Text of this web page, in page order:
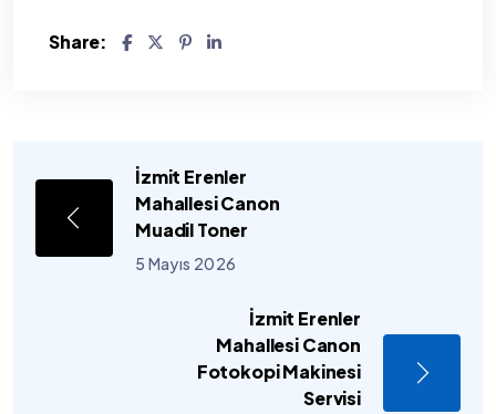
Share:
İzmit Erenler
Mahallesi Canon
Muadil Toner
5 Mayıs 2026
İzmit Erenler
Mahallesi Canon
Fotokopi Makinesi
Servisi